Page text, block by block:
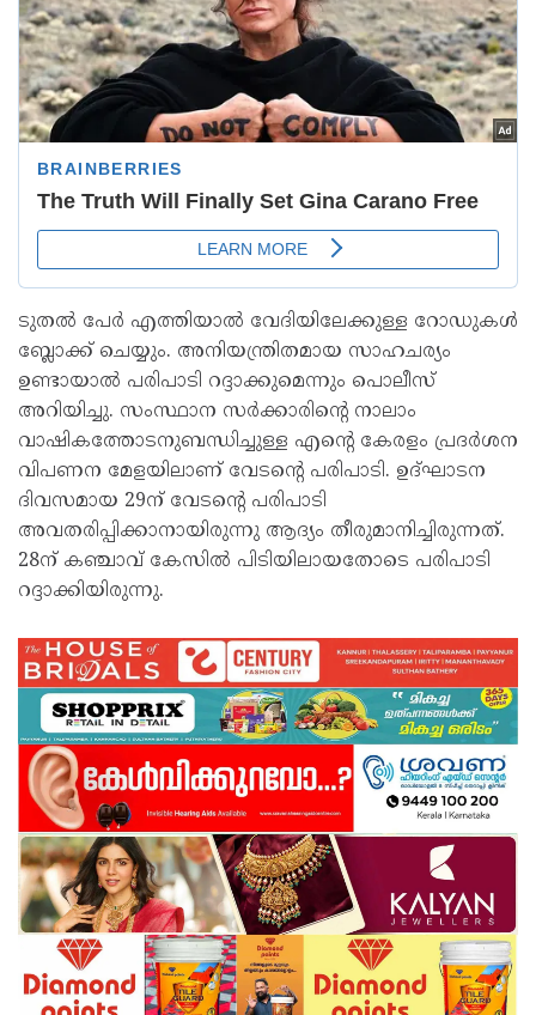
ടുതൽ പേർ എത്തിയാൽ വേദിയിലേക്കുള്ള റോഡുകൾ
ബ്ലോക്ക്‌ ചെയ്യും. അനിയന്ത്രിതമായ സാഹചര്യം
ഉണ്ടായാൽ പരിപാടി റദ്ദാക്കുമെന്നും പൊലീസ്
അറിയിച്ചു. സംസ്ഥാന സർക്കാരിന്റെ നാലാം
വാഷികത്തോടനുബന്ധിച്ചുള്ള എന്റെ കേരളം പ്രദർശന
വിപണന മേളയിലാണ് വേടന്റെ പരിപാടി. ഉദ്ഘാടന
ദിവസമായ 29ന് വേടൻ്റെ പരിപാടി
അവതരിപ്പിക്കാനായിരുന്നു ആദ്യം തീരുമാനിച്ചിരുന്നത്.
28ന് കഞ്ചാവ് കേസിൽ പിടിയിലായതോടെ പരിപാടി
റദ്ദാക്കിയിരുന്നു.